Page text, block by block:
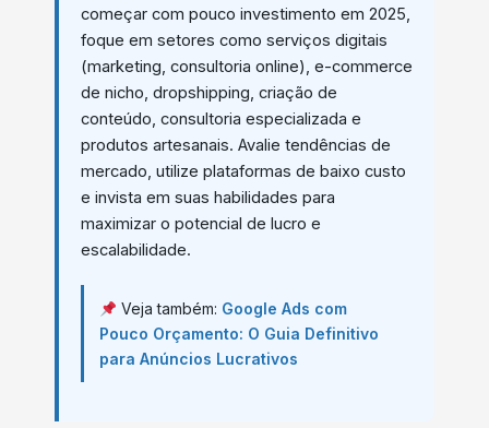
começar com pouco investimento em 2025,
foque em setores como serviços digitais
(marketing, consultoria online), e-commerce
de nicho, dropshipping, criação de
conteúdo, consultoria especializada e
produtos artesanais. Avalie tendências de
mercado, utilize plataformas de baixo custo
e invista em suas habilidades para
maximizar o potencial de lucro e
escalabilidade.
Veja também: Google Ads com
Pouco Orçamento: O Guia Definitivo
para Anúncios Lucrativos